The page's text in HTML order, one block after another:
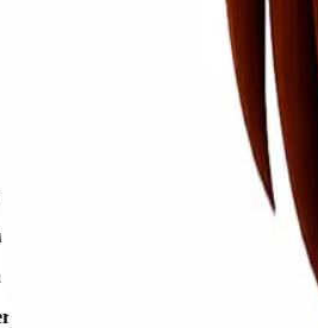
setiap barang diberikan perlakuan
yang Mudah dan
proses pengiriman agar
estimasi biaya
penimbangan, dan packaging
udara dari Jakarta – Silangit
di alamat tujuan